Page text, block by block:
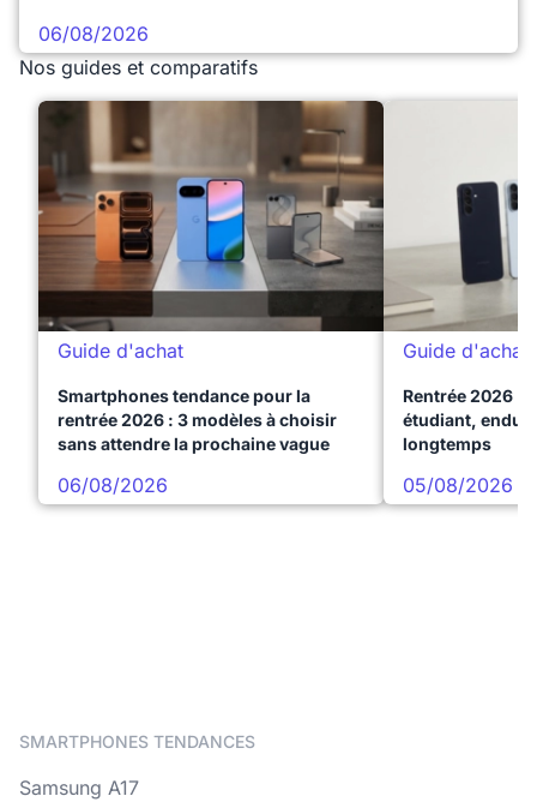
06/08/2026
Nos guides et comparatifs
Guide d'achat
Smartphones tendance pour la
rentrée 2026 : 3 modèles à choisir
sans attendre la prochaine vague
06/08/2026
Guide d'achat
Rentrée 2026 :
étudiant,
longtemps
05/08/2026
SMARTPHONES TENDANCES
Samsung A17